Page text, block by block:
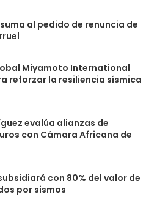
al pedido de renuncia de
Miyamoto International
reforzar la resiliencia sísmica
evalúa alianzas de
con Cámara Africana de
con 80% del valor de
por sismos